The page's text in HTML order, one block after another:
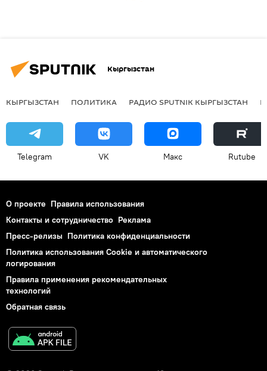
Кыргызстан
КЫРГЫЗСТАН ПОЛИТИКА РАДИО SPUTNIK КЫРГЫЗСТАН
Telegram VK Макс Rutube
О проекте Правила использования
Контакты и сотрудничество Реклама
Пресс-релизы Политика конфиденциальности
Политика использования Cookie и автоматического
логирования
Правила применения рекомендательных
технологий
Обратная связь